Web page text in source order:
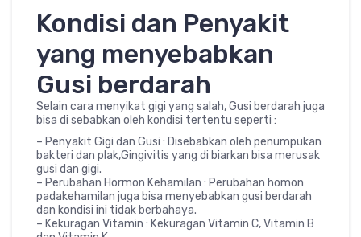
Kondisi dan Penyakit
yang menyebabkan
Gusi berdarah
Selain cara menyikat gigi yang salah, Gusi berdarah juga
bisa di sebabkan oleh kondisi tertentu seperti :
– Penyakit Gigi dan Gusi : Disebabkan oleh penumpukan
bakteri dan plak,Gingivitis yang di biarkan bisa merusak
gusi dan gigi.
– Perubahan Hormon Kehamilan : Perubahan homon
padakehamilan juga bisa menyebabkan gusi berdarah
dan kondisi ini tidak berbahaya.
– Kekuragan Vitamin : Kekuragan Vitamin C, Vitamin B